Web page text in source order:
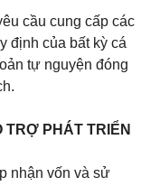
cầu cung cấp các
định của bất kỳ cá
tự nguyện đóng
TRỢ PHÁT TRIỂN
nhận vốn và sử